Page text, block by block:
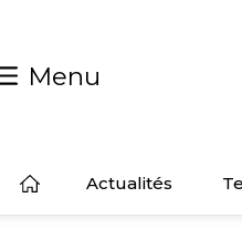
Menu
Actualités